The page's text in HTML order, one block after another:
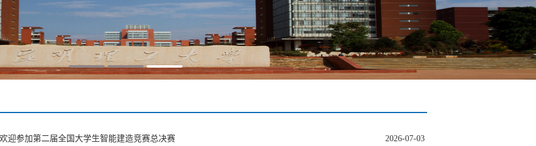
2026-07-03
欢迎参加第二届全国大学生智能建造竞赛总决赛